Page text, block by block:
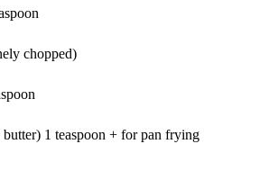
chopped)
1 teaspoon + for pan frying